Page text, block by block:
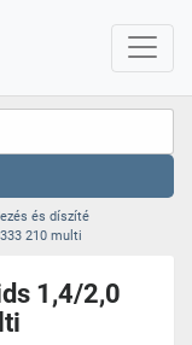
és díszíté
210 multi
1,4/2,0